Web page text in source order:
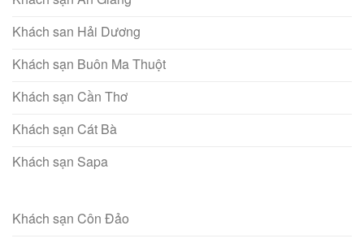
Khách san Hải Dương
Khách sạn Buôn Ma Thuột
Khách sạn Cần Thơ
Khách sạn Cát Bà
Khách sạn Sapa
Khách sạn Côn Đảo